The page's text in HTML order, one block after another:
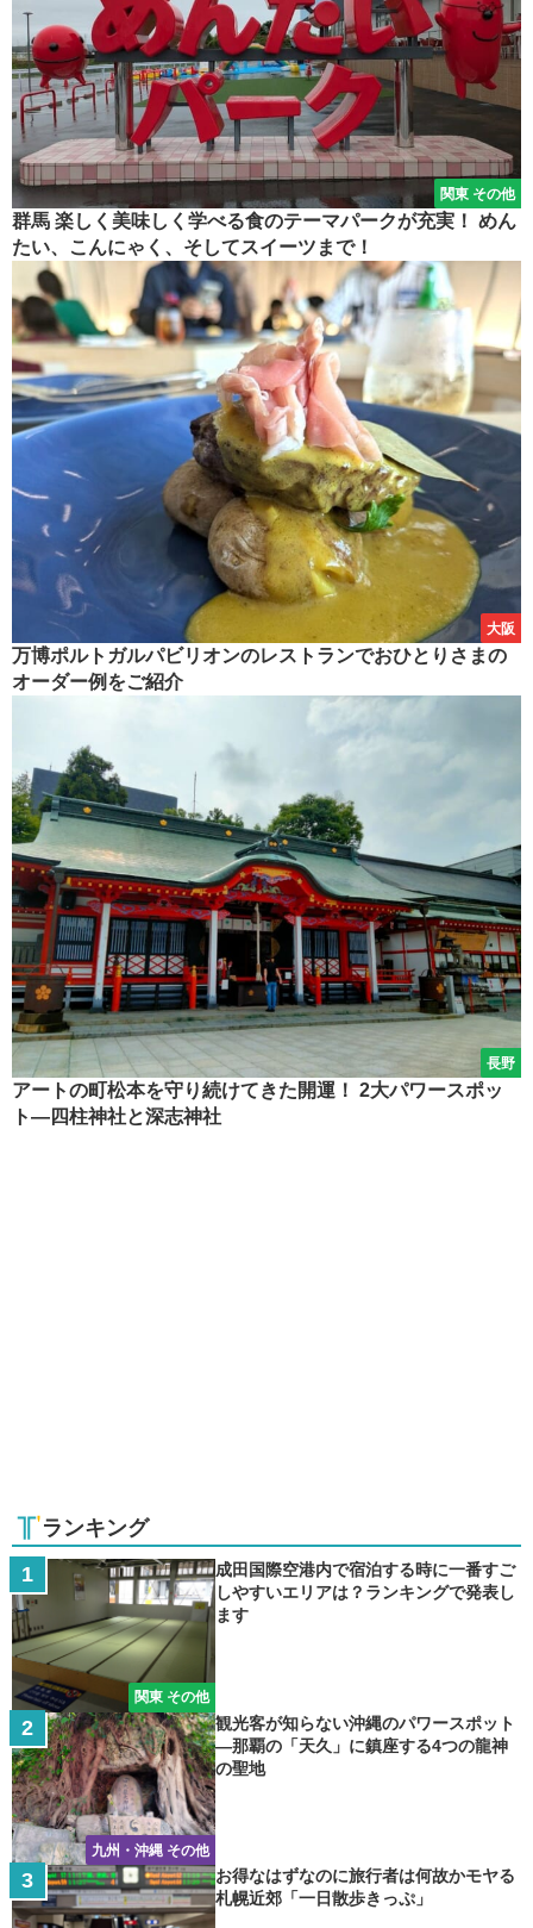
関東 その他
群馬 楽しく美味しく学べる食のテーマパークが充実！ めん
たい、こんにゃく、そしてスイーツまで！
大阪
万博ポルトガルパビリオンのレストランでおひとりさまの
オーダー例をご紹介
長野
アートの町松本を守り続けてきた開運！ 2大パワースポッ
ト―四柱神社と深志神社
ランキング
関東 その他
成田国際空港内で宿泊する時に一番すご
しやすいエリアは？ランキングで発表し
ます
九州・沖縄 その他
観光客が知らない沖縄のパワースポット
―那覇の「天久」に鎮座する4つの龍神
の聖地
お得なはずなのに旅行者は何故かモヤる
札幌近郊「一日散歩きっぷ」